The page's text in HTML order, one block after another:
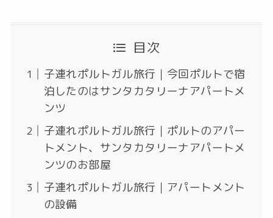
目次
子連れポルトガル旅行｜今回ポルトで宿
泊したのはサンタカタリーナアパートメ
ンツ
子連れポルトガル旅行｜ポルトのアパー
トメント、サンタカタリーナアパートメ
ンツのお部屋
子連れポルトガル旅行｜アパートメント
の設備